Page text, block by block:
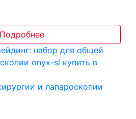
Подробнее
и лапароскопии